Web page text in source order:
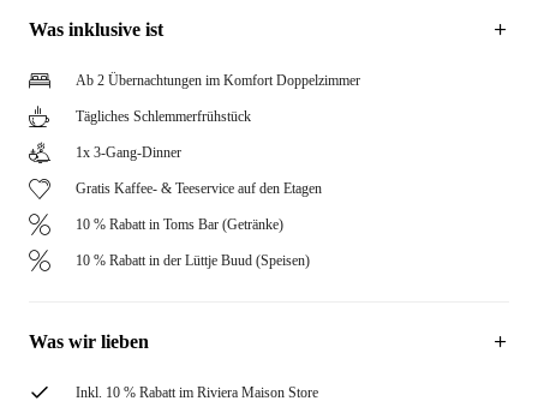
Was inklusive ist
Ab 2 Übernachtungen im Komfort Doppelzimmer
Tägliches Schlemmerfrühstück
1x 3-Gang-Dinner
Gratis Kaffee- & Teeservice auf den Etagen
10 % Rabatt in Toms Bar (Getränke)
10 % Rabatt in der Lüttje Buud (Speisen)
Was wir lieben
Inkl. 10 % Rabatt im Riviera Maison Store